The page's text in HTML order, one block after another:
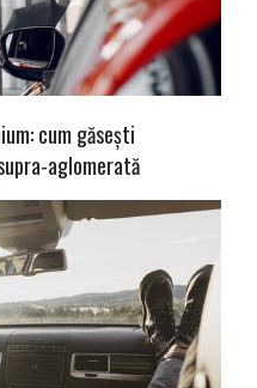
cum găsești
aglomerată